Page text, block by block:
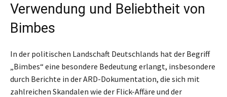
Verwendung und Beliebtheit von
Bimbes
In der politischen Landschaft Deutschlands hat der Begriff
„Bimbes“ eine besondere Bedeutung erlangt, insbesondere
durch Berichte in der ARD-Dokumentation, die sich mit
zahlreichen Skandalen wie der Flick-Affäre und der